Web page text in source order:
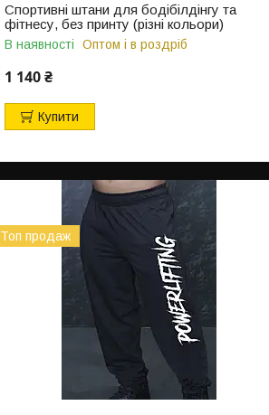
Спортивні штани для бодібілдінгу та
фітнесу, без принту (різні кольори)
В наявності Оптом і в роздріб
1 140 ₴
Купити
Топ продаж